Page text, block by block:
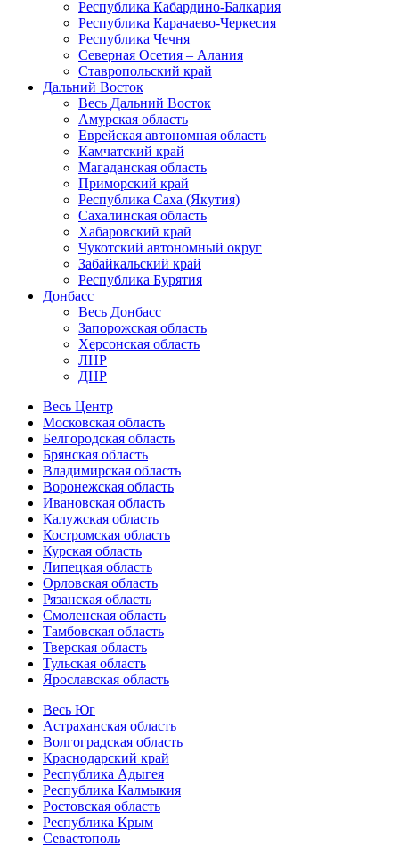
Республика Кабардино-Балкария
Республика Карачаево-Черкесия
Республика Чечня
Северная Осетия – Алания
Ставропольский край
Дальний Восток
Весь Дальний Восток
Амурская область
Еврейская автономная область
Камчатский край
Магаданская область
Приморский край
Республика Саха (Якутия)
Сахалинская область
Хабаровский край
Чукотский автономный округ
Забайкальский край
Республика Бурятия
Донбасс
Весь Донбасс
Запорожская область
Херсонская область
ЛНР
ДНР
Весь Центр
Московская область
Белгородская область
Брянская область
Владимирская область
Воронежская область
Ивановская область
Калужская область
Костромская область
Курская область
Липецкая область
Орловская область
Рязанская область
Смоленская область
Тамбовская область
Тверская область
Тульская область
Ярославская область
Весь Юг
Астраханская область
Волгоградская область
Краснодарский край
Республика Адыгея
Республика Калмыкия
Ростовская область
Республика Крым
Севастополь